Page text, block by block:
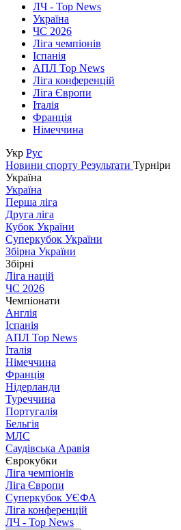
ЛЧ - Top News
Україна
ЧС 2026
Ліга чемпіонів
Іспанія
АПЛ Top News
Ліга конференцій
Ліга Європи
Італія
Франція
Німеччина
Укр Рус
Новини спорту Результати Турніри
Україна
Україна
Перша ліга
Друга ліга
Кубок України
Суперкубок України
Збірна України
Збірні
Ліга націй
ЧС 2026
Чемпіонати
Англія
Іспанія
АПЛ Top News
Італія
Німеччина
Франція
Нідерланди
Туреччина
Португалія
Бельгія
МЛС
Саудівська Аравія
Єврокубки
Ліга чемпіонів
Ліга Європи
Суперкубок УЄФА
Ліга конференцій
ЛЧ - Top News